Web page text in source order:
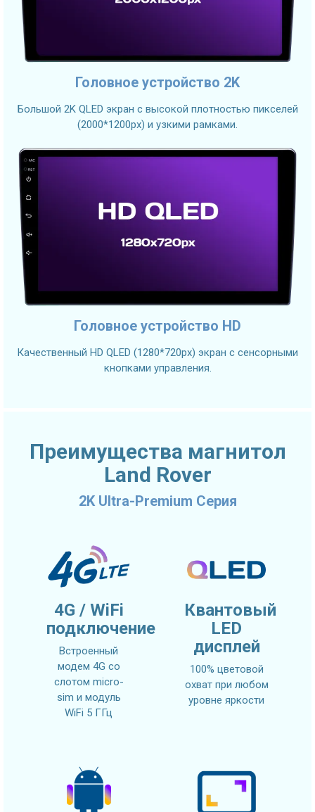
Головное устройство 2K
Большой 2K QLED экран с высокой плотностью пикселей
(2000*1200px) и узкими рамками.
Головное устройство HD
Качественный HD QLED (1280*720px) экран с сенсорными
кнопками управления.
Преимущества магнитол
Land Rover
2K Ultra-Premium Серия
4G / WiFi
подключение
Встроенный
модем 4G со
слотом micro-
sim и модуль
WiFi 5 ГГц
Квантовый
LED
дисплей
100% цветовой
охват при любом
уровне яркости